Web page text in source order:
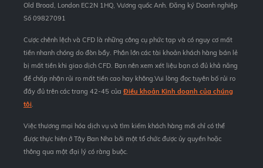
Old Broad, London EC2N 1HQ, Vương quốc Anh. Đăng ký Doanh nghiệp
Số 09827091
Cược chênh lệch và CFD là những công cụ phức tạp và có nguy cơ mất
tiền nhanh chóng do đòn bẩy. Phần lớn các tài khoản khách hàng bán lẻ
bị mất tiền khi giao dịch CFD. Bạn nên xem xét liệu bạn có đủ khả năng
để chấp nhận rủi ro mất tiền cao hay không.Vui lòng đọc tuyên bố rủi ro
đầy đủ trên các trang 42-45 của Điều khoản Kinh doanh của chúng
tôi.
Việc thương mại hóa dịch vụ và tìm kiếm khách hàng mới chỉ có thể
được thực hiện ở Tây Ban Nha bởi một tổ chức được ủy quyền hoặc
thông qua một đại lý có ràng buộc.